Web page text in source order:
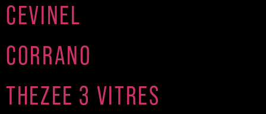
CEVINEL
CORRANO
THEZEE 3 VITRES